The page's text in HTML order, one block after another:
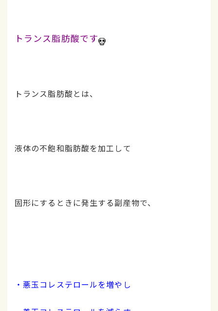
トランス脂肪酸です
トランス脂肪酸とは、
液体の不飽和脂肪酸を加工して
固形にするときに発生する副産物で、
・悪玉コレステロールを増やし